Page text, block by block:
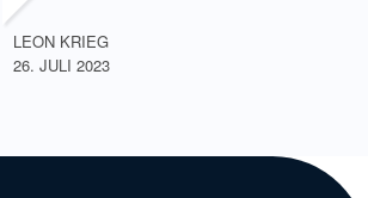
LEON KRIEG
26. JULI 2023